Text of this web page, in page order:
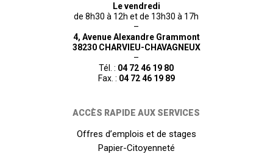
Le vendredi
de 8h30 à 12h et de 13h30 à 17h
–
4, Avenue Alexandre Grammont
38230 CHARVIEU-CHAVAGNEUX
–
Tél. : 04 72 46 19 80
Fax. : 04 72 46 19 89
ACCÈS RAPIDE AUX SERVICES
Offres d’emplois et de stages
Papier-Citoyenneté